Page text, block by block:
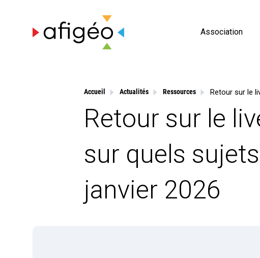
Association
Accueil Actualités Ressources
Retour sur le
sur quels
janvier 2026